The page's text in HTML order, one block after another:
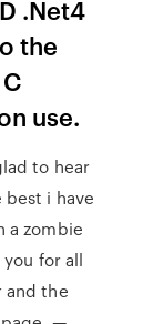
.Net4
the
use.
to hear
best i have
a zombie
for all
and the